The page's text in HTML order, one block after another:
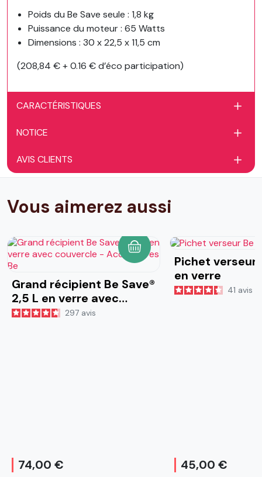
Poids du Be Save seule : 1,8 kg
Puissance du moteur : 65 Watts
Dimensions : 30 x 22,5 x 11,5 cm
(208,84 € + 0.16 € d’éco participation)
CARACTÉRISTIQUES
NOTICE
AVIS CLIENTS
Vous aimerez aussi
Grand récipient Be Save®
2,5 L en verre avec
couvercle297 avis
74,00 €
AJOUTER AU PANIER
Pichet verseur
en verre
41 avis
45,00 €